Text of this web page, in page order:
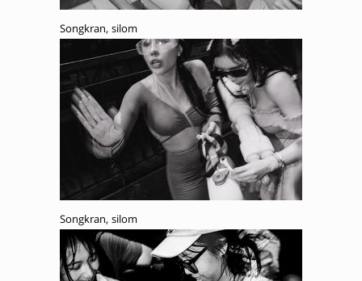
Songkran, silom
Songkran, silom